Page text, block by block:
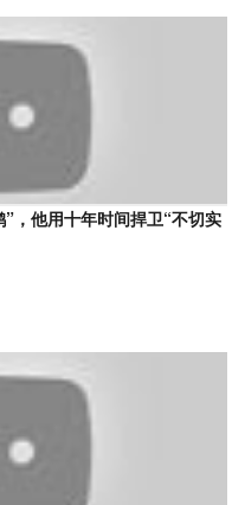
”，他用十年时间捍卫“不切实